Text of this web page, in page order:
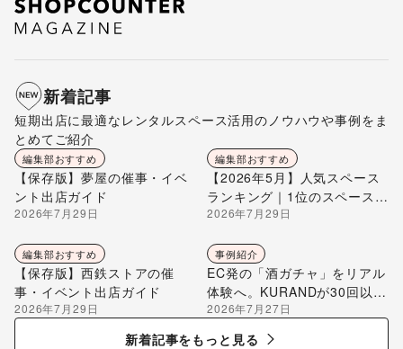
新着記事
短期出店に最適なレンタルスペース活用のノウハウや事例をま
とめてご紹介
編集部おすすめ
【保存版】夢屋の催事・イベ
ント出店ガイド
2026年7月29日
編集部おすすめ
【2026年5月】人気スペース
ランキング｜1位のスペースを
編集部が解説
2026年7月29日
編集部おすすめ
【保存版】西鉄ストアの催
事・イベント出店ガイド
2026年7月29日
事例紹介
EC発の「酒ガチャ」をリアル
体験へ。KURANDが30回以上
のポップアップ出店で届け
る“新しいお酒との出会い”
2026年7月27日
新着記事をもっと見る